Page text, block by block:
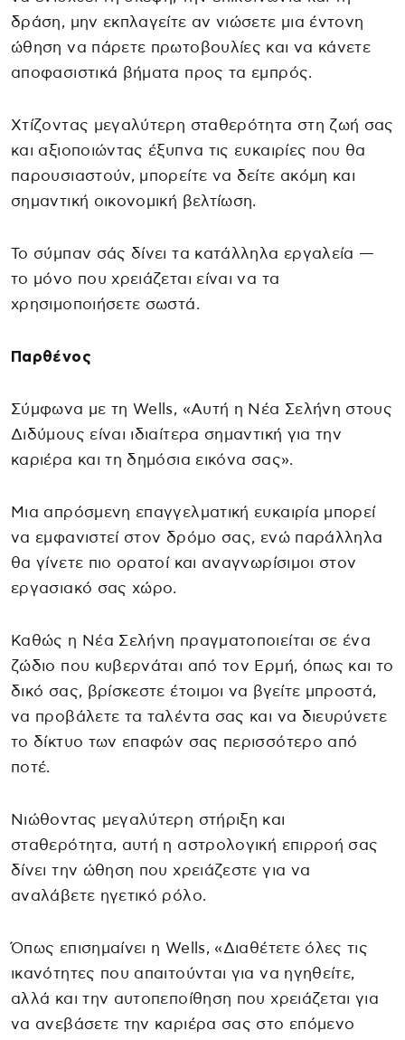
δράση, μην εκπλαγείτε αν νιώσετε μια έντονη
ώθηση να πάρετε πρωτοβουλίες και να κάνετε
αποφασιστικά βήματα προς τα εμπρός.
Χτίζοντας μεγαλύτερη σταθερότητα στη ζωή σας
και αξιοποιώντας έξυπνα τις ευκαιρίες που θα
παρουσιαστούν, μπορείτε να δείτε ακόμη και
σημαντική οικονομική βελτίωση.
Το σύμπαν σάς δίνει τα κατάλληλα εργαλεία —
το μόνο που χρειάζεται είναι να τα
χρησιμοποιήσετε σωστά.
Παρθένος
Σύμφωνα με τη Wells, «Αυτή η Νέα Σελήνη στους
Διδύμους είναι ιδιαίτερα σημαντική για την
καριέρα και τη δημόσια εικόνα σας».
Μια απρόσμενη επαγγελματική ευκαιρία μπορεί
να εμφανιστεί στον δρόμο σας, ενώ παράλληλα
θα γίνετε πιο ορατοί και αναγνωρίσιμοι στον
εργασιακό σας χώρο.
Καθώς η Νέα Σελήνη πραγματοποιείται σε ένα
ζώδιο που κυβερνάται από τον Ερμή, όπως και το
δικό σας, βρίσκεστε έτοιμοι να βγείτε μπροστά,
να προβάλετε τα ταλέντα σας και να διευρύνετε
το δίκτυο των επαφών σας περισσότερο από
ποτέ.
Νιώθοντας μεγαλύτερη στήριξη και
σταθερότητα, αυτή η αστρολογική επιρροή σας
δίνει την ώθηση που χρειάζεστε για να
αναλάβετε ηγετικό ρόλο.
Όπως επισημαίνει η Wells, «Διαθέτετε όλες τις
ικανότητες που απαιτούνται για να ηγηθείτε,
αλλά και την αυτοπεποίθηση που χρειάζεται για
να ανεβάσετε την καριέρα σας στο επόμενο